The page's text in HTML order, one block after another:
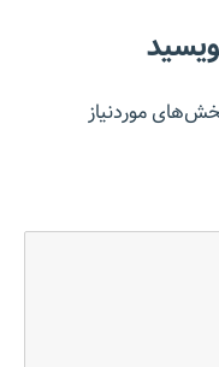
موردنیاز